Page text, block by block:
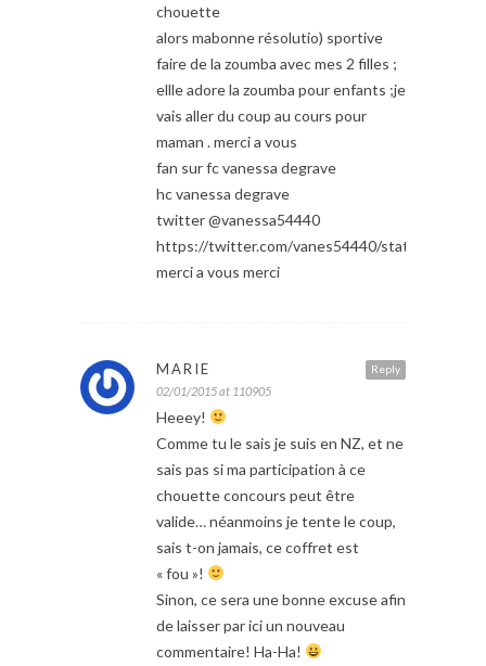
chouette
alors mabonne résolutio) sportive
faire de la zoumba avec mes 2 filles ;
ellle adore la zoumba pour enfants ;je
vais aller du coup au cours pour
maman . merci a vous
fan sur fc vanessa degrave
hc vanessa degrave
twitter @vanessa54440
https://twitter.com/vanes54440/status/
merci a vous merci
Reply
MARIE
02/01/2015 at 110905
Heeey!
Comme tu le sais je suis en NZ, et ne
sais pas si ma participation à ce
chouette concours peut être
valide… néanmoins je tente le coup,
sais t-on jamais, ce coffret est
« fou »!
Sinon, ce sera une bonne excuse afin
de laisser par ici un nouveau
commentaire! Ha-Ha!